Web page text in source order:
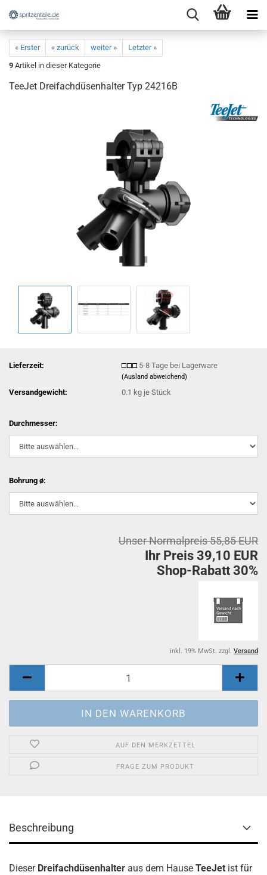
« Erster « zurück weiter »
Letzter »
9 Artikel in dieser Kategorie
TeeJet Dreifachdüsenhalter Typ 24216B
Lieferzeit: 5-8 Tage bei Lagerware
(Ausland abweichend)
Versandgewicht: 0.1 kg je Stück
Durchmesser:
Bohrung ø:
Unser Normalpreis 55,85 EUR
Ihr Preis 39,10 EUR
Shop-Rabatt 30%
inkl. 19% MwSt. zzgl. Versand
AUF DEN MERKZETTEL
FRAGE ZUM PRODUKT
Beschreibung
Dieser Dreifachdüsenhalter aus dem Hause TeeJet ist für